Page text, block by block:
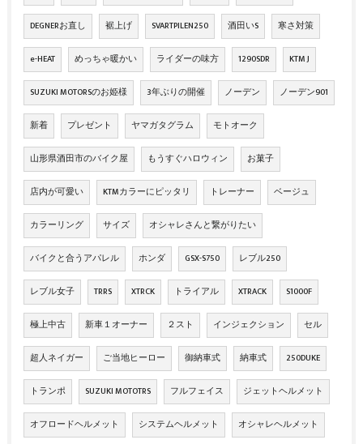
DEGNERお直し 裾上げ SVARTPILEN250 酒田いS 寒さ対策
e-HEAT めっちゃ暖かい ライダーの味方 1290SDR KTM J
SUZUKI MOTORSのお姫様 3年ぶりの開催 ノーデン ノーデン901
新着 プレゼント ヤマガタグラム モトオーク
山形県酒田市のバイク屋 もうすぐハロウィン お菓子
店内が可愛い KTMカラーにピッタリ トレーナー ベージュ
カラーリング サイズ オシャレさんと繋がりたい
バイクと合うアパレル ホンダ GSX-S750 レブル250
レブル女子 TRRS XTRCK トライアル XTRACK S1000F
極上中古 新車１オーナー ２スト インジェクション セル
超人ネイガー ご当地ヒーロー 御納車式 納車式 250DUKE
トランポ SUZUKI MOTOTRS フルフェイス ジェットヘルメット
オフロードヘルメット システムヘルメット オシャレヘルメット